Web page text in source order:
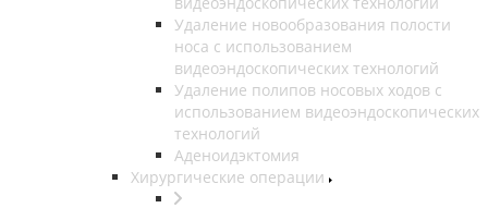
Удаление новообразования полости
носа с использованием
видеоэндоскопических технологий
Удаление полипов носовых ходов с
использованием видеоэндоскопических
технологий
Аденоидэктомия
Хирургические операции